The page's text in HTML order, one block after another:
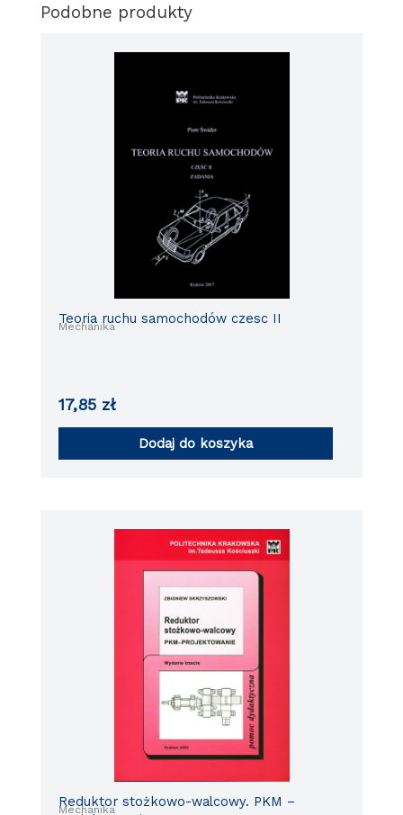
Podobne produkty
Mechanika
Teoria ruchu samochodów czesc II
17,85 zł
Dodaj do koszyka
Mechanika
Reduktor stożkowo-walcowy. PKM –